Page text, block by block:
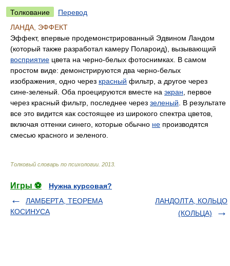
Толкование
Перевод
ЛАНДА, ЭФФЕКТ
Эффект, впервые продемонстрированный Эдвином Ландом
(который также разработал камеру Полароид), вызывающий
восприятие цвета на черно-белых фотоснимках. В самом
простом виде: демонстрируются два черно-белых
изображения, одно через красный фильтр, а другое через
сине-зеленый. Оба проецируются вместе на экран , первое
через красный фильтр, последнее через зеленый . В результате
все это видится как состоящее из широкого спектра цветов,
включая оттенки синего, которые обычно не производятся
смесью красного и зеленого.
Толковый словарь по психологии 2013
Игры ⚽
Нужна курсовая?
ЛАМБЕРТА, ТЕОРЕМА
КОСИНУСА
ЛАНДОЛТА, КОЛЬЦО
(КОЛЬЦА)